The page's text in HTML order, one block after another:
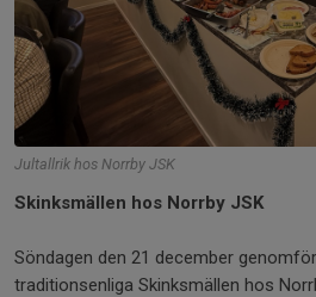
Jultallrik hos Norrby JSK
Skinksmällen hos Norrby JSK
Söndagen den 21 december
traditionsenliga Skinksmällen hos